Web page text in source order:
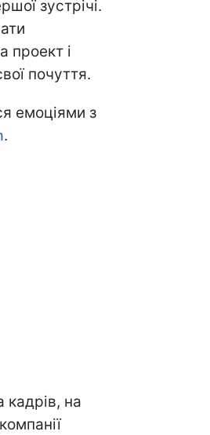
зустрічі.
проект і
почуття.
емоціями з
.
кадрів, на